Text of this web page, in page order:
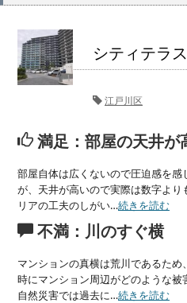
シティテラ
江戸川区
満足：部屋の天井が
部屋自体は広くないので圧迫感を
が、天井が高いので実際は数字よ
リアの工夫のしがい…続きを読む
不満：川のすぐ横
マンションの真横は荒川であるた
時にマンション周辺がどのような
自然災害では過去に…続きを読む